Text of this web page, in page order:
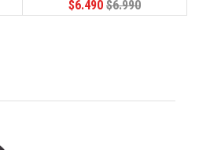
$6.490 $6.990